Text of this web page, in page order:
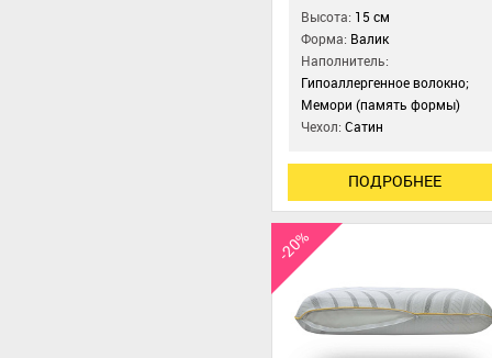
Высота: 15 см
Форма: Валик
Наполнитель:
Гипоаллергенное волокно;
Мемори (память формы)
Чехол:Сатин
ПОДРОБНЕЕ
-20%